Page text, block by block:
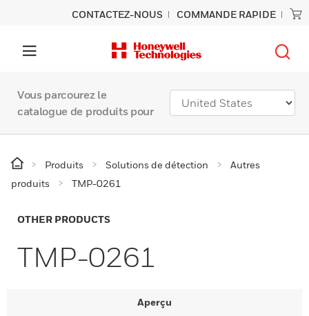
CONTACTEZ-NOUS COMMANDE RAPIDE
Vous parcourez le
catalogue de produits pour
Produits Solutions de détection
Autres
produits
TMP-0261
OTHER PRODUCTS
TMP-0261
Aperçu